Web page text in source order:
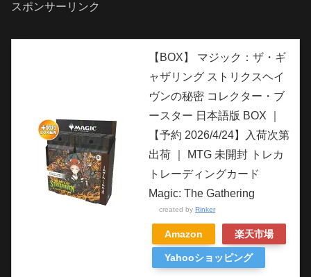
スポンサーリンク
【BOX】 マジック：ザ・ギ
ャザリング ストリクスヘイ
ヴンの秘密 コレクター・ブ
ースター 日本語版 BOX ｜
【予約 2026/4/24】入荷次第
出荷 ｜ MTG 未開封 トレカ
トレーディングカード
Magic: The Gathering
created by Rinker
Amazon 楽天市場
Yahooショッピング